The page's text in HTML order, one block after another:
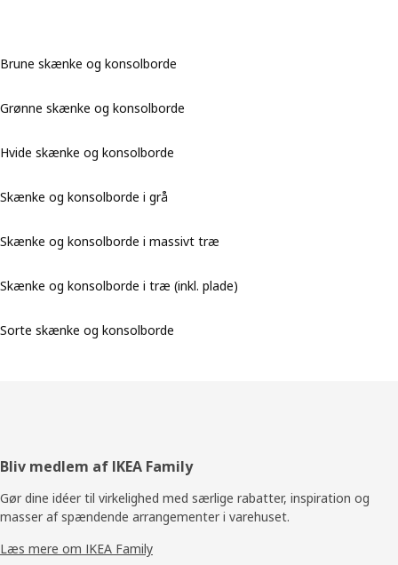
Brune skænke og konsolborde
Grønne skænke og konsolborde
Hvide skænke og konsolborde
Skænke og konsolborde i grå
Skænke og konsolborde i massivt træ
Skænke og konsolborde i træ (inkl. plade)
Sorte skænke og konsolborde
Footer
Bliv medlem af IKEA Family
Gør dine idéer til virkelighed med særlige rabatter, inspiration og
masser af spændende arrangementer i varehuset.
Læs mere om IKEA Family